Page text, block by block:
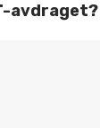
avdraget?